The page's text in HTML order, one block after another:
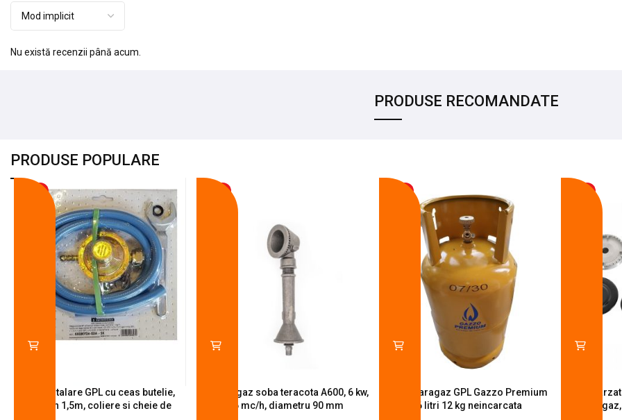
Nu există recenzii până acum.
PRODUSE RECOMANDATE
PRODUSE POPULARE
Kit instalare GPL cu ceas butelie,
furtun 1,5m, coliere si cheie de
Arzator gaz soba teracota A600, 6 kw,
0.6 mc/h, diametru 90 mm
Butelie aragaz GPL Gazzo Premium
26 litri 12 kg neincarcata
Set 4